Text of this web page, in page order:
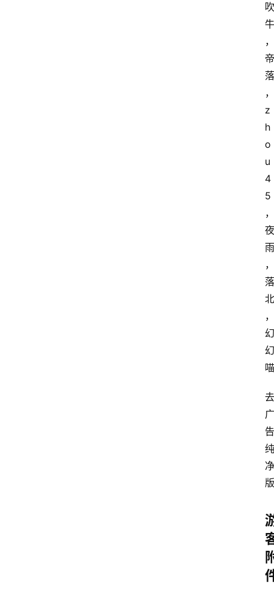
吹
牛
，
帝
落
，
z
h
o
u
4
5
，
夜
雨
，
落
北
，
幻
幻
喵
去
广
告
纯
净
版